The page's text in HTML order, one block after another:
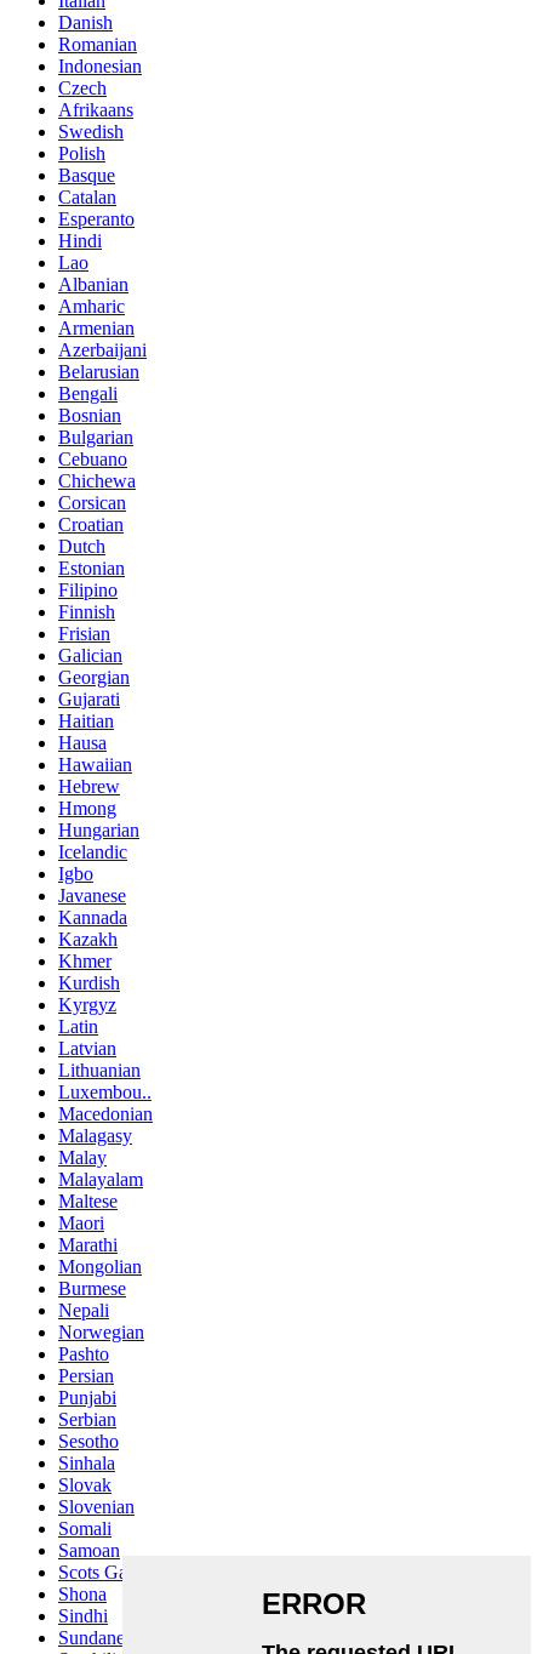
Danish
Romanian
Indonesian
Czech
Afrikaans
Swedish
Polish
Basque
Catalan
Esperanto
Hindi
Lao
Albanian
Amharic
Armenian
Azerbaijani
Belarusian
Bengali
Bosnian
Bulgarian
Cebuano
Chichewa
Corsican
Croatian
Dutch
Estonian
Filipino
Finnish
Frisian
Galician
Georgian
Gujarati
Haitian
Hausa
Hawaiian
Hebrew
Hmong
Hungarian
Icelandic
Igbo
Javanese
Kannada
Kazakh
Khmer
Kurdish
Kyrgyz
Latin
Latvian
Lithuanian
Luxembou..
Macedonian
Malagasy
Malay
Malayalam
Maltese
Maori
Marathi
Mongolian
Burmese
Nepali
Norwegian
Pashto
Persian
Punjabi
Serbian
Sesotho
Sinhala
Slovak
Slovenian
Somali
Samoan
Scots Gaelic
Shona
Sindhi
Sundanese